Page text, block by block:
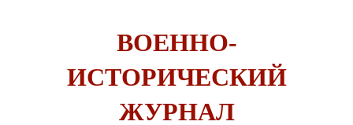
ВОЕННО-
ИСТОРИЧЕСКИЙ
ЖУРНАЛ